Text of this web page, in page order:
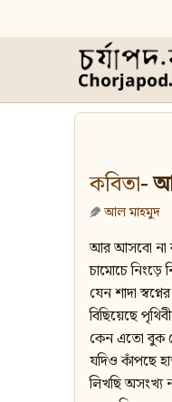
কবিতা-
আল মাহমুদ
আর আসবো না
চামোচে নিংড়ে
যেন শাদা
বিছিয়েছে
কেন এতো বুক
যদিও কাঁপছে
লিখছি অসংখ্য